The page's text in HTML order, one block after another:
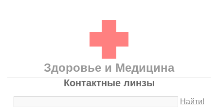
Здоровье и Медицина
Контактные линзы
Найти!